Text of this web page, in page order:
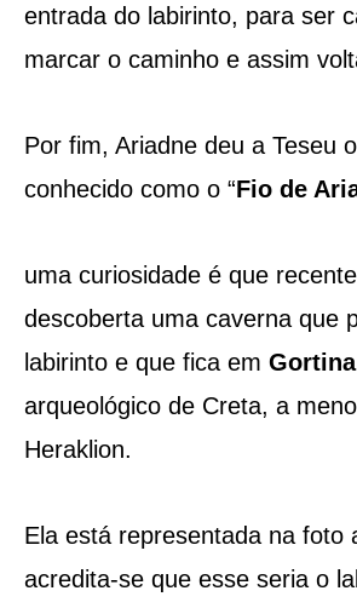
entrada do labirinto, para ser
marcar o caminho e assim
Por fim, Ariadne deu a Teseu
conhecido como o “Fio de
uma curiosidade é que
descoberta uma caverna que
labirinto e que fica em Gortina
arqueológico de Creta, a
Heraklion.
Ela está representada na foto
acredita-se que esse seria o